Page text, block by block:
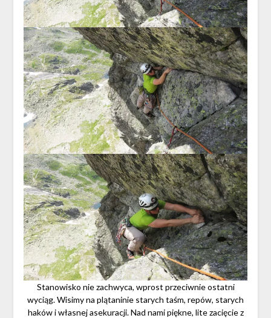
Stanowisko nie zachwyca, wprost przeciwnie ostatni
wyciąg. Wisimy na plątaninie starych taśm, repów, starych
haków i własnej asekuracji. Nad nami piękne, lite zacięcie z